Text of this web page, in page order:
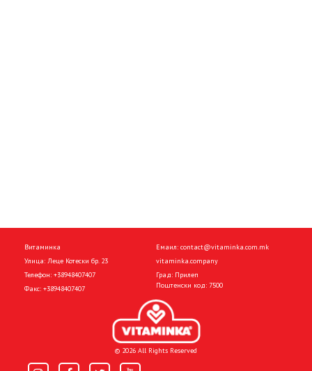
Витаминка
Улица: Леце Котески бр. 23
Телефон: +38948407407
Факс: +38948407407
Емаил: contact@vitaminka.com.mk
vitaminka.company
Град: Прилеп
Поштенски код: 7500
© 2026 All Rights Reserved